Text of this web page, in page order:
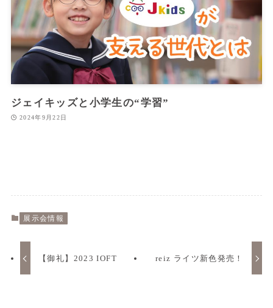
ジェイキッズと小学生の“学習”
2024年9月22日
展示会情報
【御礼】2023 IOFT reiz ライツ新色発売！